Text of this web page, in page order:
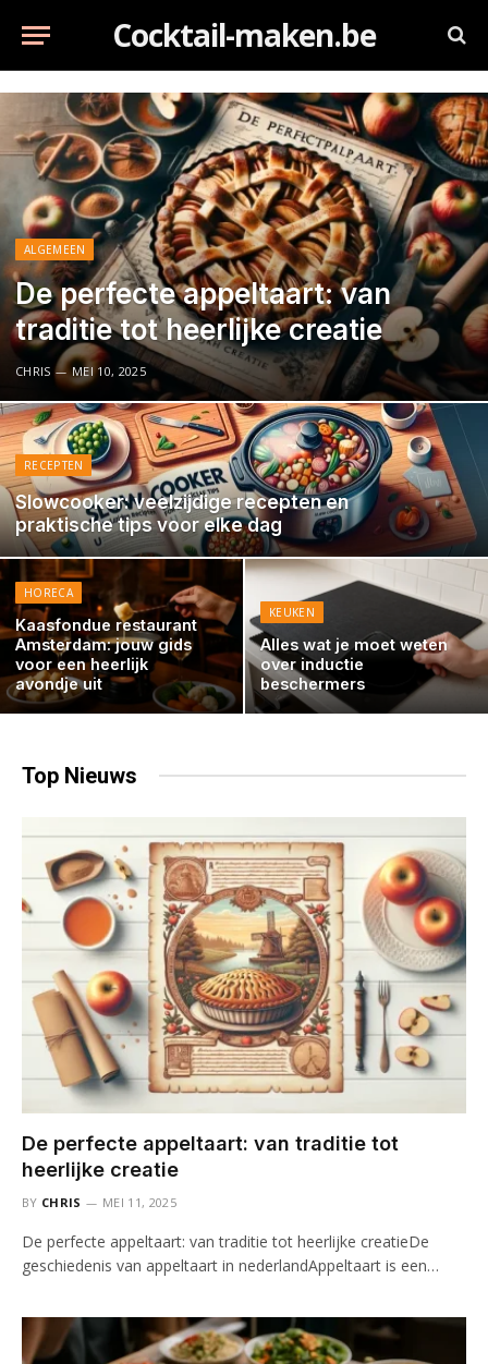
Cocktail-maken.be
ALGEMEEN
De perfecte appeltaart: van
traditie tot heerlijke creatie
CHRIS MEI 10, 2025
RECEPTEN
Slowcooker: veelzijdige recepten en
praktische tips voor elke dag
HORECA
Kaasfondue restaurant
Amsterdam: jouw gids
voor een heerlijk
avondje uit
KEUKEN
Alles wat je moet weten
over inductie
beschermers
Top Nieuws
De perfecte appeltaart: van traditie tot
heerlijke creatie
BY CHRIS MEI 11, 2025
De perfecte appeltaart: van traditie tot heerlijke creatieDe
geschiedenis van appeltaart in nederlandAppeltaart is een…